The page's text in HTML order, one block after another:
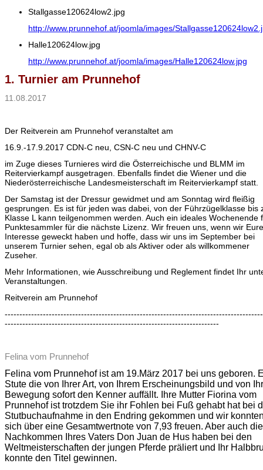
Stallgasse120624low2.jpg
http://www.prunnehof.at/joomla/images/
Halle120624low.jpg
http://www.prunnehof.at/joomla/images/Halle120624low.jpg
1. Turnier am Prunnehof
11.08.2017
Der Reitverein am Prunnehof veranstaltet am
16.9.-17.9.2017 CDN-C neu, CSN-C neu und CHNV-C
im Zuge dieses Turnieres wird die Österreichische und BLMM im
Reitervierkampf ausgetragen. Ebenfalls findet die Wiener und die
Niederösterreichische Landesmeisterschaft im Reitervierkampf statt.
Der Samstag ist der Dressur gewidmet und am Sonntag wird fleißig
gesprungen. Es ist für jeden was dabei, von der Führzügelklasse bis
Klasse L kann teilgenommen werden. Auch ein ideales Wochenende
Punktesammler für die nächste Lizenz. Wir freuen uns, wenn wir
Interesse geweckt haben und hoffe, dass wir uns im September bei
unserem Turnier sehen, egal ob als Aktiver oder als willkommener
Zuseher.
Mehr Informationen, wie Ausschreibung und Reglement findet Ihr
Veranstaltungen.
Reitverein am Prunnehof
-------------------------------------------------------------------------
Felina vom Prunnehof
Felina vom Prunnehof ist am 19.März 2017 bei uns geboren.
Stute die von Ihrer Art, von Ihrem Erscheinungsbild und von
Bewegung sofort den Kenner auffällt. Ihre Mutter Fiorina vom
Prunnehof ist trotzdem Sie ihr Fohlen bei Fuß gehabt hat bei
Stutbuchaufnahme in den Endring gekommen und wir
sich über eine Gesamtwertnote von 7,93 freuen. Aber auch die
Nachkommen Ihres Vaters Don Juan de Hus haben bei den
Weltmeisterschaften der jungen Pferde präliert und Ihr
konnte den Titel gewinnen.